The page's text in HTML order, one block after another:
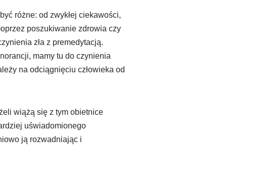
różne: od zwykłej ciekawości,
poszukiwanie zdrowia czy
zła z premedytacją.
mamy tu do czynienia
na odciągnięciu człowieka od
wiążą się z tym obietnice
uświadomionego
ją rozwadniając i